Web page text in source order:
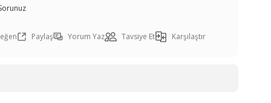
Paylaş Yorum Yaz Tavsiye Et Karşılaştır